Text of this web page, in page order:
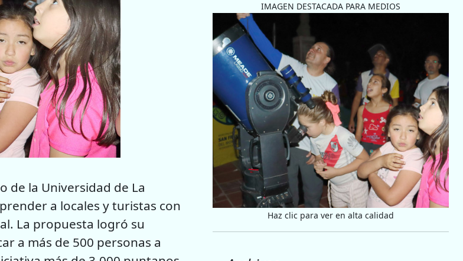
de la Universidad de La
a locales y turistas con
La propuesta logró su
a más de 500 personas a
IMAGEN DESTACADA PARA MEDIOS
Haz clic para ver en alta calidad